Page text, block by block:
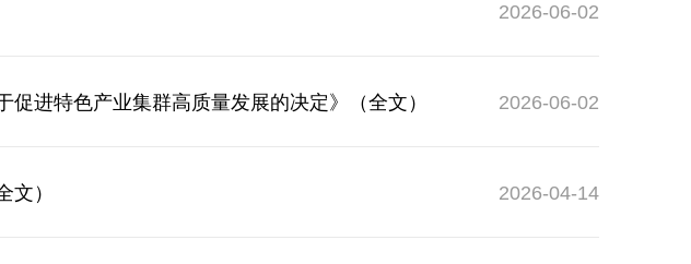
2026-06-02
促进特色产业集群高质量发展的决定》（全文） 2026-06-02
文） 2026-04-14